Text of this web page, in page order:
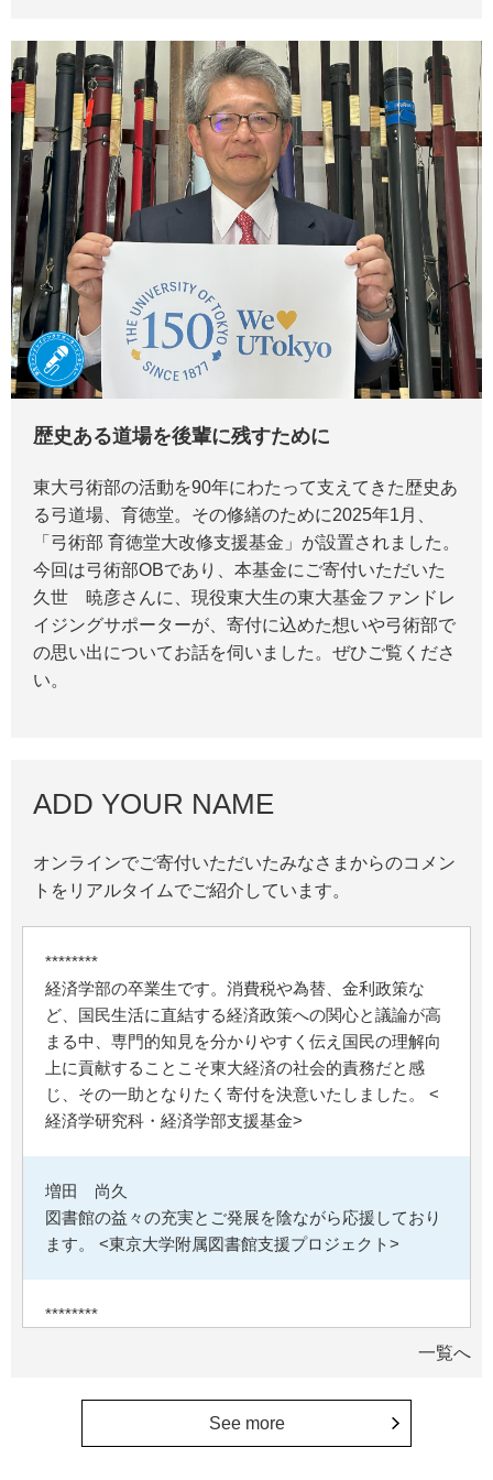
歴史ある道場を後輩に残すために
東大弓術部の活動を90年にわたって支えてきた歴史あ
る弓道場、育徳堂。その修繕のために2025年1月、
「弓術部 育徳堂大改修支援基金」が設置されました。
今回は弓術部OBであり、本基金にご寄付いただいた
久世 暁彦さんに、現役東大生の東大基金ファンドレ
イジングサポーターが、寄付に込めた想いや弓術部で
の思い出についてお話を伺いました。ぜひご覧くださ
い。
ADD YOUR NAME
オンラインでご寄付いただいたみなさまからのコメン
トをリアルタイムでご紹介しています。
********
経済学部の卒業生です。消費税や為替、金利政策な
ど、国民生活に直結する経済政策への関心と議論が高
まる中、専門的知見を分かりやすく伝え国民の理解向
上に貢献することこそ東大経済の社会的責務だと感
じ、その一助となりたく寄付を決意いたしました。 <
経済学研究科・経済学部支援基金>
増田 尚久
図書館の益々の充実とご発展を陰ながら応援しており
ます。 <東京大学附属図書館支援プロジェクト>
********
植物は、実は植物同士全世界の植物で繋がっている。
植物が未来に繋がっている。 地球や室内の空気清浄、
る。 植物、素晴らしい。 世界の学会でも、子供たち
にも、植物の素晴らしさ、凄さを伝えていってほし
一覧へ
See more